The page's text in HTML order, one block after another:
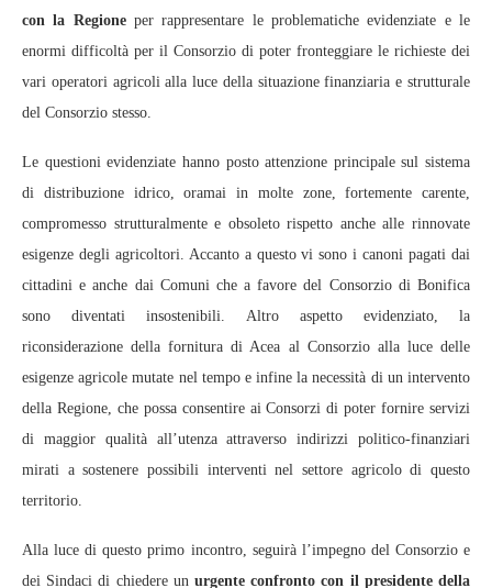
con la Regioneper rappresentare le problematiche evidenziate e le
enormi difficoltà per il Consorzio di poter fronteggiare le richieste dei
vari operatori agricoli alla luce della situazione finanziaria e strutturale
del Consorzio stesso.
Le questioni evidenziate hanno posto attenzione principale sul sistema
di distribuzione idrico, oramai in molte zone, fortemente carente,
compromesso strutturalmente e obsoleto rispetto anche alle rinnovate
esigenze degli agricoltori. Accanto a questo vi sono i canoni pagati dai
cittadini e anche dai Comuni che a favore del Consorzio di Bonifica
sono diventati insostenibili. Altro aspetto evidenziato, la
riconsiderazione della fornitura di Acea al Consorzio alla luce delle
esigenze agricole mutate nel tempo e infine la necessità di un intervento
della Regione, che possa consentire ai Consorzi di poter fornire servizi
di maggior qualità all’utenza attraverso indirizzi politico-finanziari
mirati a sostenere possibili interventi nel settore agricolo di questo
territorio.
Alla luce di questo primo incontro, seguirà l’impegno del Consorzio e
dei Sindaci di chiedere un urgente confronto con il presidente della